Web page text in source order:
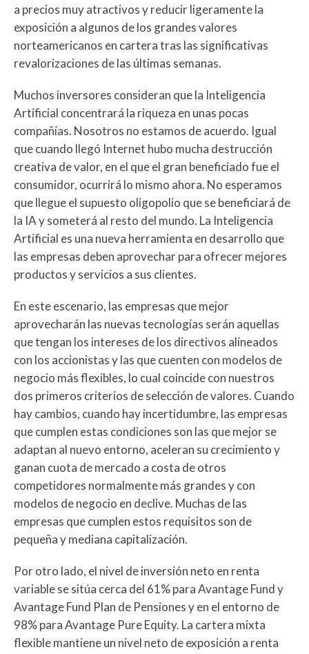
a precios muy atractivos y reducir ligeramente la
exposición a algunos de los grandes valores
norteamericanos en cartera tras las significativas
revalorizaciones de las últimas semanas.
Muchos inversores consideran que la Inteligencia
Artificial concentrará la riqueza en unas pocas
compañías. Nosotros no estamos de acuerdo. Igual
que cuando llegó Internet hubo mucha destrucción
creativa de valor, en el que el gran beneficiado fue el
consumidor, ocurrirá lo mismo ahora. No esperamos
que llegue el supuesto oligopolio que se beneficiará de
la IA y someterá al resto del mundo. La Inteligencia
Artificial es una nueva herramienta en desarrollo que
las empresas deben aprovechar para ofrecer mejores
productos y servicios a sus clientes.
En este escenario, las empresas que mejor
aprovecharán las nuevas tecnologías serán aquellas
que tengan los intereses de los directivos alineados
con los accionistas y las que cuenten con modelos de
negocio más flexibles, lo cual coincide con nuestros
dos primeros criterios de selección de valores. Cuando
hay cambios, cuando hay incertidumbre, las empresas
que cumplen estas condiciones son las que mejor se
adaptan al nuevo entorno, aceleran su crecimiento y
ganan cuota de mercado a costa de otros
competidores normalmente más grandes y con
modelos de negocio en declive. Muchas de las
empresas que cumplen estos requisitos son de
pequeña y mediana capitalización.
Por otro lado, el nivel de inversión neto en renta
variable se sitúa cerca del 61% para Avantage Fund y
Avantage Fund Plan de Pensiones y en el entorno de
98% para Avantage Pure Equity. La cartera mixta
flexible mantiene un nivel neto de exposición a renta